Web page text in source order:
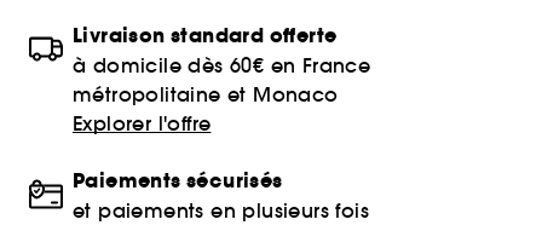
Livraison standard offerte
à domicile dès 60€ en France
métropolitaine et Monaco
Explorer l'offre
Paiements sécurisés
et paiements en plusieurs fois